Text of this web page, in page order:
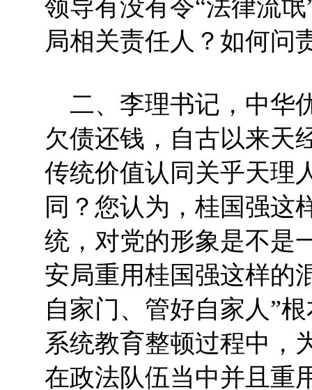
领导有没有令“法律流
局相关责任人？如何问
二、李理书记，中华
欠债还钱，自古以来天
传统价值认同关乎天理
同？您认为，桂国强这
统，对党的形象是不是
安局重用桂国强这样的
自家门、管好自家人”
系统教育整顿过程中，
在政法队伍当中并且重